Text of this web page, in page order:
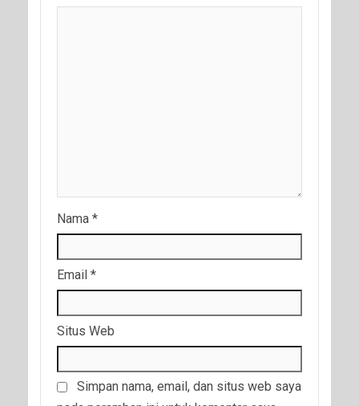
Nama *
Email *
Situs Web
Simpan nama, email, dan situs web saya